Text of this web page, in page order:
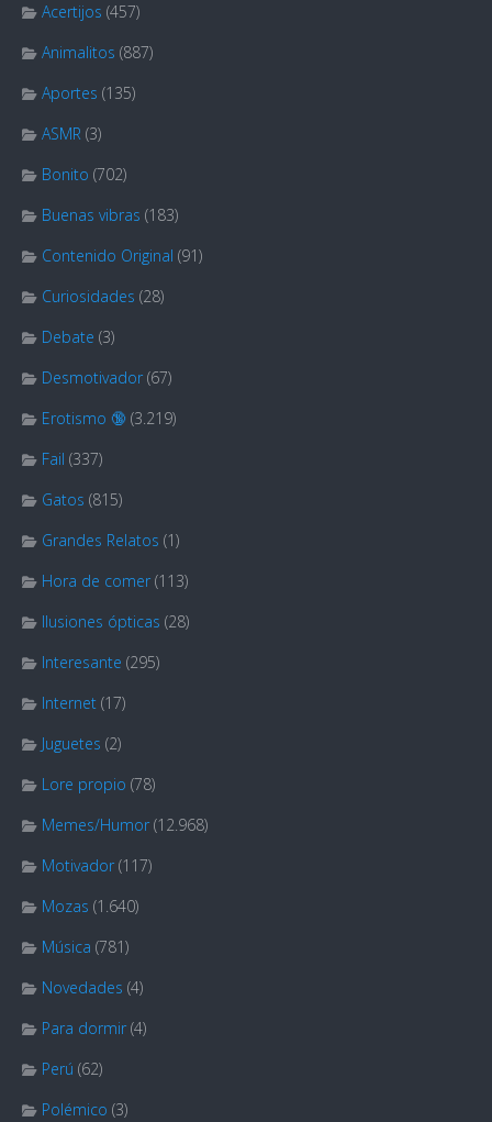
Acertijos (457)
Animalitos (887)
Aportes (135)
ASMR (3)
Bonito (702)
Buenas vibras (183)
Contenido Original (91)
Curiosidades (28)
Debate (3)
Desmotivador (67)
Erotismo 🔞 (3.219)
Fail (337)
Gatos (815)
Grandes Relatos (1)
Hora de comer (113)
Ilusiones ópticas (28)
Interesante (295)
Internet (17)
Juguetes (2)
Lore propio (78)
Memes/Humor (12.968)
Motivador (117)
Mozas (1.640)
Música (781)
Novedades (4)
Para dormir (4)
Perú (62)
Polémico (3)